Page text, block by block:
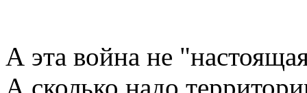
А эта война не